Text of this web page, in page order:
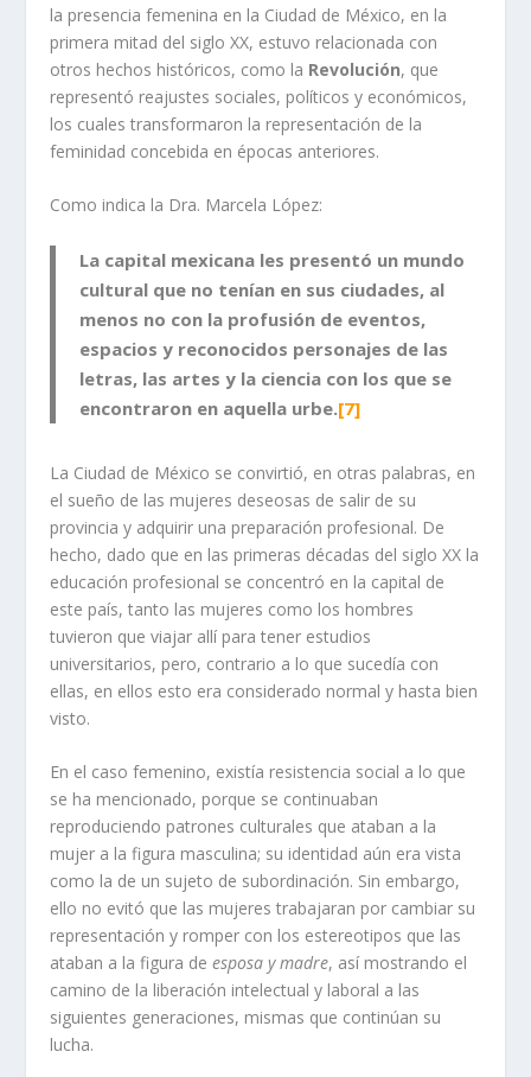
la presencia femenina en la Ciudad de México, en la
primera mitad del siglo XX, estuvo relacionada con
otros hechos históricos, como la Revolución, que
representó reajustes sociales, políticos y económicos,
los cuales transformaron la representación de la
feminidad concebida en épocas anteriores.
Como indica la Dra. Marcela López:
La capital mexicana les presentó un mundo
cultural que no tenían en sus ciudades, al
menos no con la profusión de eventos,
espacios y reconocidos personajes de las
letras, las artes y la ciencia con los que se
encontraron en aquella urbe.[7]
La Ciudad de México se convirtió, en otras palabras, en
el sueño de las mujeres deseosas de salir de su
provincia y adquirir una preparación profesional. De
hecho, dado que en las primeras décadas del siglo XX la
educación profesional se concentró en la capital de
este país, tanto las mujeres como los hombres
tuvieron que viajar allí para tener estudios
universitarios, pero, contrario a lo que sucedía con
ellas, en ellos esto era considerado normal y hasta bien
visto.
En el caso femenino, existía resistencia social a lo que
se ha mencionado, porque se continuaban
reproduciendo patrones culturales que ataban a la
mujer a la figura masculina; su identidad aún era vista
como la de un sujeto de subordinación. Sin embargo,
ello no evitó que las mujeres trabajaran por cambiar su
representación y romper con los estereotipos que las
ataban a la figura deesposa y madre, así mostrando el
camino de la liberación intelectual y laboral a las
siguientes generaciones, mismas que continúan su
lucha.